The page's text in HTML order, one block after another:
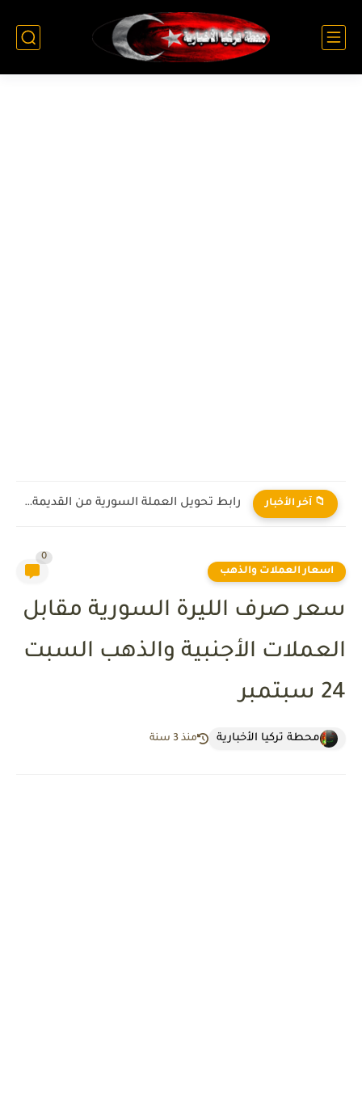
📁 آخر الأخبار رابط تحويل العملة السورية من القديمة إلى الجديدة 2026
اسعار العملات والذهب
0
سعر صرف الليرة السورية مقابل
العملات الأجنبية والذهب السبت
24 سبتمبر
محطة تركيا الأخبارية منذ 3 سنة